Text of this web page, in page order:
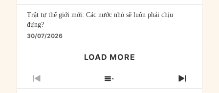
Trật tự thế giới mới: Các nước nhỏ sẽ luôn phải chịu
đựng?
30/07/2026
LOAD MORE
PREVIOUS
SHOW
NEXT